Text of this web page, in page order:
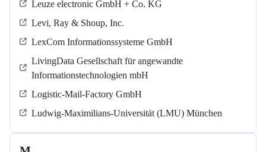
Leuze electronic GmbH + Co. KG
Levi, Ray & Shoup, Inc.
LexCom Informationssysteme GmbH
LivingData Gesellschaft für angewandte
Informationstechnologien mbH
Logistic-Mail-Factory GmbH
Ludwig-Maximilians-Universität (LMU) München